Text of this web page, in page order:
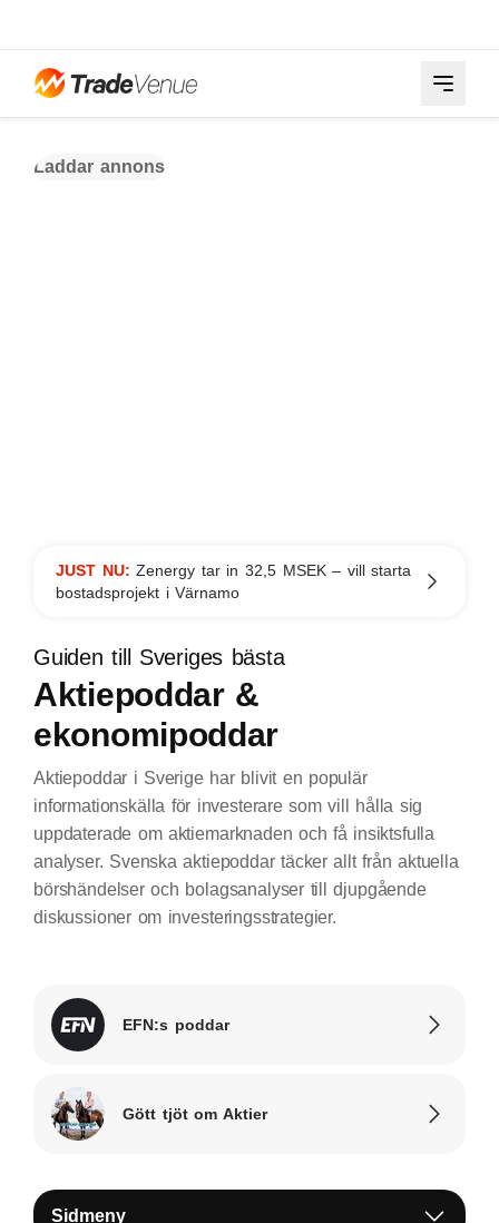
JUST NU:Zenergy tar in 32,5 MSEK – vill starta
bostadsprojekt i Värnamo
Laddar annons
Guiden till Sveriges bästa
Aktiepoddar &
ekonomipoddar
Aktiepoddar i Sverige har blivit en populär
informationskälla för investerare som vill hålla sig
uppdaterade om aktiemarknaden och få insiktsfulla
analyser. Svenska aktiepoddar täcker allt från aktuella
börshändelser och bolagsanalyser till djupgående
diskussioner om investeringsstrategier.
EFN:s poddar
Gött tjöt om Aktier
Sidmeny